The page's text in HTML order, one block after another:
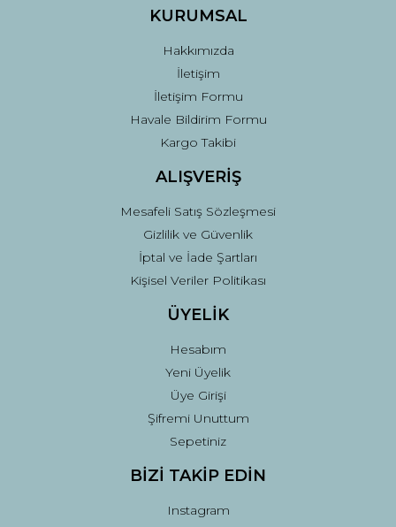
KURUMSAL
Hakkımızda
İletişim
İletişim Formu
Havale Bildirim Formu
Kargo Takibi
ALIŞVERİŞ
Mesafeli Satış Sözleşmesi
Gizlilik ve Güvenlik
İptal ve İade Şartları
Kişisel Veriler Politikası
ÜYELİK
Hesabım
Yeni Üyelik
Üye Girişi
Şifremi Unuttum
Sepetiniz
BİZİ TAKİP EDİN
Instagram